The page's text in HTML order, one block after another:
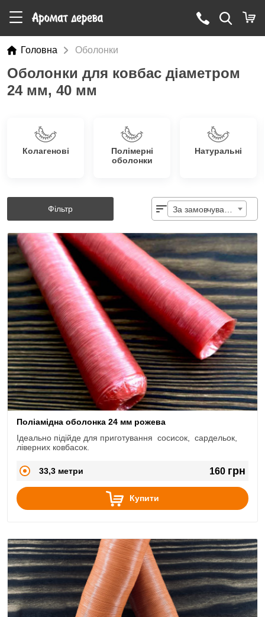
Головна Оболонки
Оболонки для ковбас діаметром
24 мм, 40 мм
Колагенові
Полімерні
оболонки
Натуральні
Фільтр
Поліамідна оболонка 24 мм рожева
Ідеально підійде для приготування сосисок, сардельок,
ліверних ковбасок.
33,3 метри 160 грн
Купити